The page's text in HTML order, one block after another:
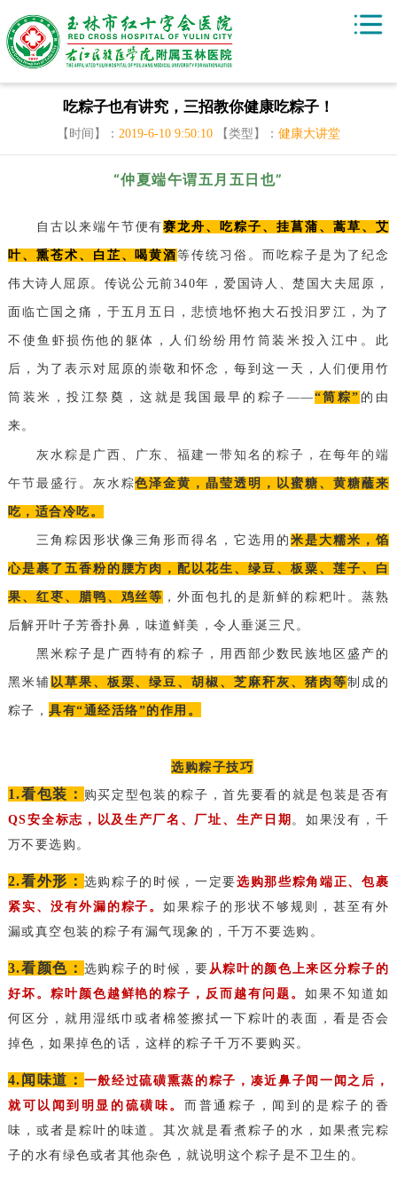
吃粽子也有讲究，三招教你健康吃粽子！
【时间】： 2019-6-10 9:50:10 【类型】： 健康大讲堂
“仲夏端午谓五月五日也”
自古以来端午节便有赛龙舟、吃粽子、挂菖蒲、蒿草、艾
叶、熏苍术、白芷、喝黄酒等传统习俗。而吃粽子是为了纪念
伟大诗人屈原。传说公元前340年，爱国诗人、楚国大夫屈原，
面临亡国之痛，于五月五日，悲愤地怀抱大石投汩罗江，为了
不使鱼虾损伤他的躯体，人们纷纷用竹筒装米投入江中。此
后，为了表示对屈原的崇敬和怀念，每到这一天，人们便用竹
筒装米，投江祭奠，这就是我国最早的粽子——“筒粽” 的由
来。
灰水粽是广西、广东、福建一带知名的粽子，在每年的端
午节最盛行。灰水粽色泽金黄，晶莹透明，以蜜糖、黄糖蘸来
吃，适合冷吃。
三角粽因形状像三角形而得名，它选用的 米是大糯米，馅
心是裹了五香粉的腰方肉，配以花生、绿豆、板粟、莲子、白
果、红枣、腊鸭、鸡丝等 ，外面包扎的是新鲜的粽粑叶。蒸熟
后解开叶子芳香扑鼻，味道鲜美，令人垂涎三尺。
黑米粽子是广西特有的粽子，用西部少数民族地区盛产的
黑米辅 以草果、板栗、绿豆、胡椒、芝麻秆灰、猪肉等制成的
粽子，具有“通经活络”的作用 。
选购粽子技巧
1.看包装： 购买定型包装的粽子，首先要看的就是包装是否有
QS安全标志，以及生产厂名、厂址、生产日期 。如果没有，千
万不要选购。
2.看外形： 选购粽子的时候，一定要选购那些粽角端正、包裹
紧实、没有外漏的粽子。如果粽子的形状不够规则，甚至有外
漏或真空包装的粽子有漏气现象的，千万不要选购。
3.看颜色： 选购粽子的时候，要 从粽叶的颜色上来区分粽子的
好坏。粽叶颜色越鲜艳的粽子，反而越有问题。 如果不知道如
何区分，就用湿纸巾或者棉签擦拭一下粽叶的表面，看是否会
掉色，如果掉色的话，这样的粽子千万不要购买。
4.闻味道： 一般经过硫磺熏蒸的粽子，凑近鼻子闻一闻之后，
就可以闻到明显的硫磺味。 而普通粽子，闻到的是粽子的香
味，或者是粽叶的味道。其次就是看煮粽子的水，如果煮完粽
子的水有绿色或者其他杂色，就说明这个粽子是不卫生的。